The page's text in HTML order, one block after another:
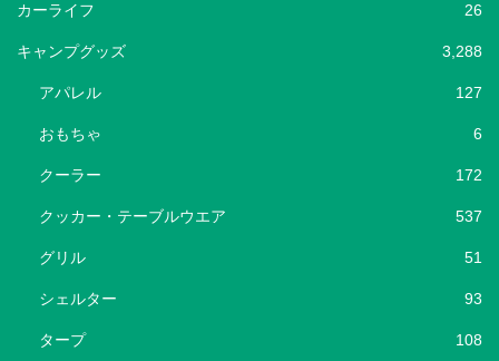
カーライフ 26
キャンプグッズ 3,288
アパレル 127
おもちゃ 6
クーラー 172
クッカー・テーブルウエア 537
グリル 51
シェルター 93
タープ 108